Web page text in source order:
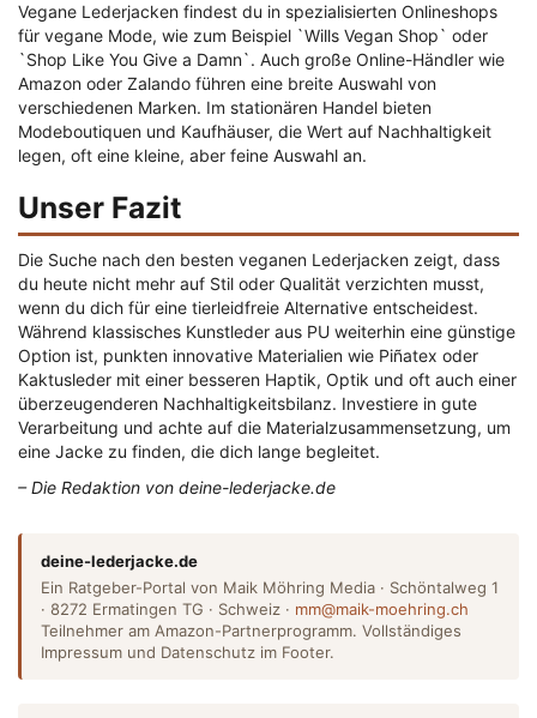
Vegane Lederjacken findest du in spezialisierten Onlineshops
für vegane Mode, wie zum Beispiel `Wills Vegan Shop` oder
`Shop Like You Give a Damn`. Auch große Online-Händler wie
Amazon oder Zalando führen eine breite Auswahl von
verschiedenen Marken. Im stationären Handel bieten
Modeboutiquen und Kaufhäuser, die Wert auf Nachhaltigkeit
legen, oft eine kleine, aber feine Auswahl an.
Unser Fazit
Die Suche nach den besten veganen Lederjacken zeigt, dass
du heute nicht mehr auf Stil oder Qualität verzichten musst,
wenn du dich für eine tierleidfreie Alternative entscheidest.
Während klassisches Kunstleder aus PU weiterhin eine günstige
Option ist, punkten innovative Materialien wie Piñatex oder
Kaktusleder mit einer besseren Haptik, Optik und oft auch einer
überzeugenderen Nachhaltigkeitsbilanz. Investiere in gute
Verarbeitung und achte auf die Materialzusammensetzung, um
eine Jacke zu finden, die dich lange begleitet.
– Die Redaktion von deine-lederjacke.de
deine-lederjacke.de
Ein Ratgeber-Portal von Maik Möhring Media · Schöntalweg 1
· 8272 Ermatingen TG · Schweiz · mm@maik-moehring.ch
Teilnehmer am Amazon-Partnerprogramm. Vollständiges
Impressum und Datenschutz im Footer.